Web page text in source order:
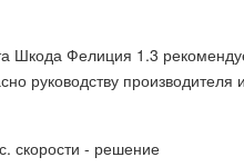
Шкода Фелиция 1.3
руководству
скорости - решение